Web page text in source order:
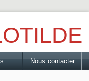
Nous contacter